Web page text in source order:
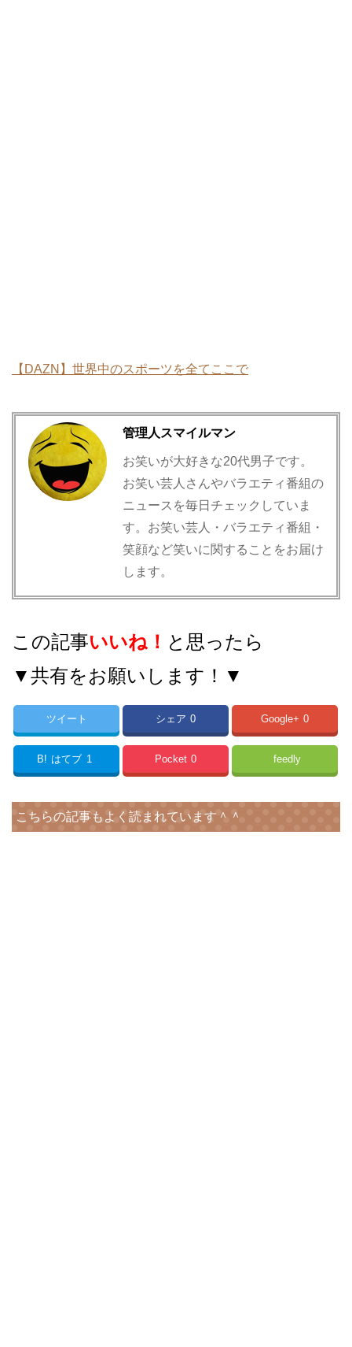
【DAZN】世界中のスポーツを全てここで
管理人スマイルマン
お笑いが大好きな20代男子です。
お笑い芸人さんやバラエティ番組の
ニュースを毎日チェックしていま
す。お笑い芸人・バラエティ番組・
笑顔など笑いに関することをお届け
します。
この記事いいね！ と思ったら
▼共有をお願いします！▼
ツイート シェア 0 Google+ 0
B! はてブ 1 Pocket 0 feedly
こちらの記事もよく読まれています＾＾